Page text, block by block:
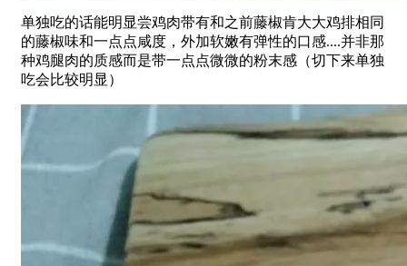
单独吃的话能明显尝鸡肉带有和之前藤椒肯大大鸡排相同
的藤椒味和一点点咸度，外加软嫩有弹性的口感....并非那
种鸡腿肉的质感而是带一点点微微的粉末感（切下来单独
吃会比较明显）